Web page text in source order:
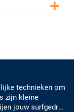
technieken om
zijn kleine
jouw surfgedrag